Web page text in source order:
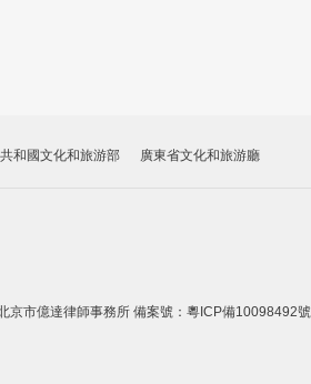
和國文化和旅游部 廣東省文化和旅游廳
市億達律師事務所 備案號： 粵ICP備10098492號